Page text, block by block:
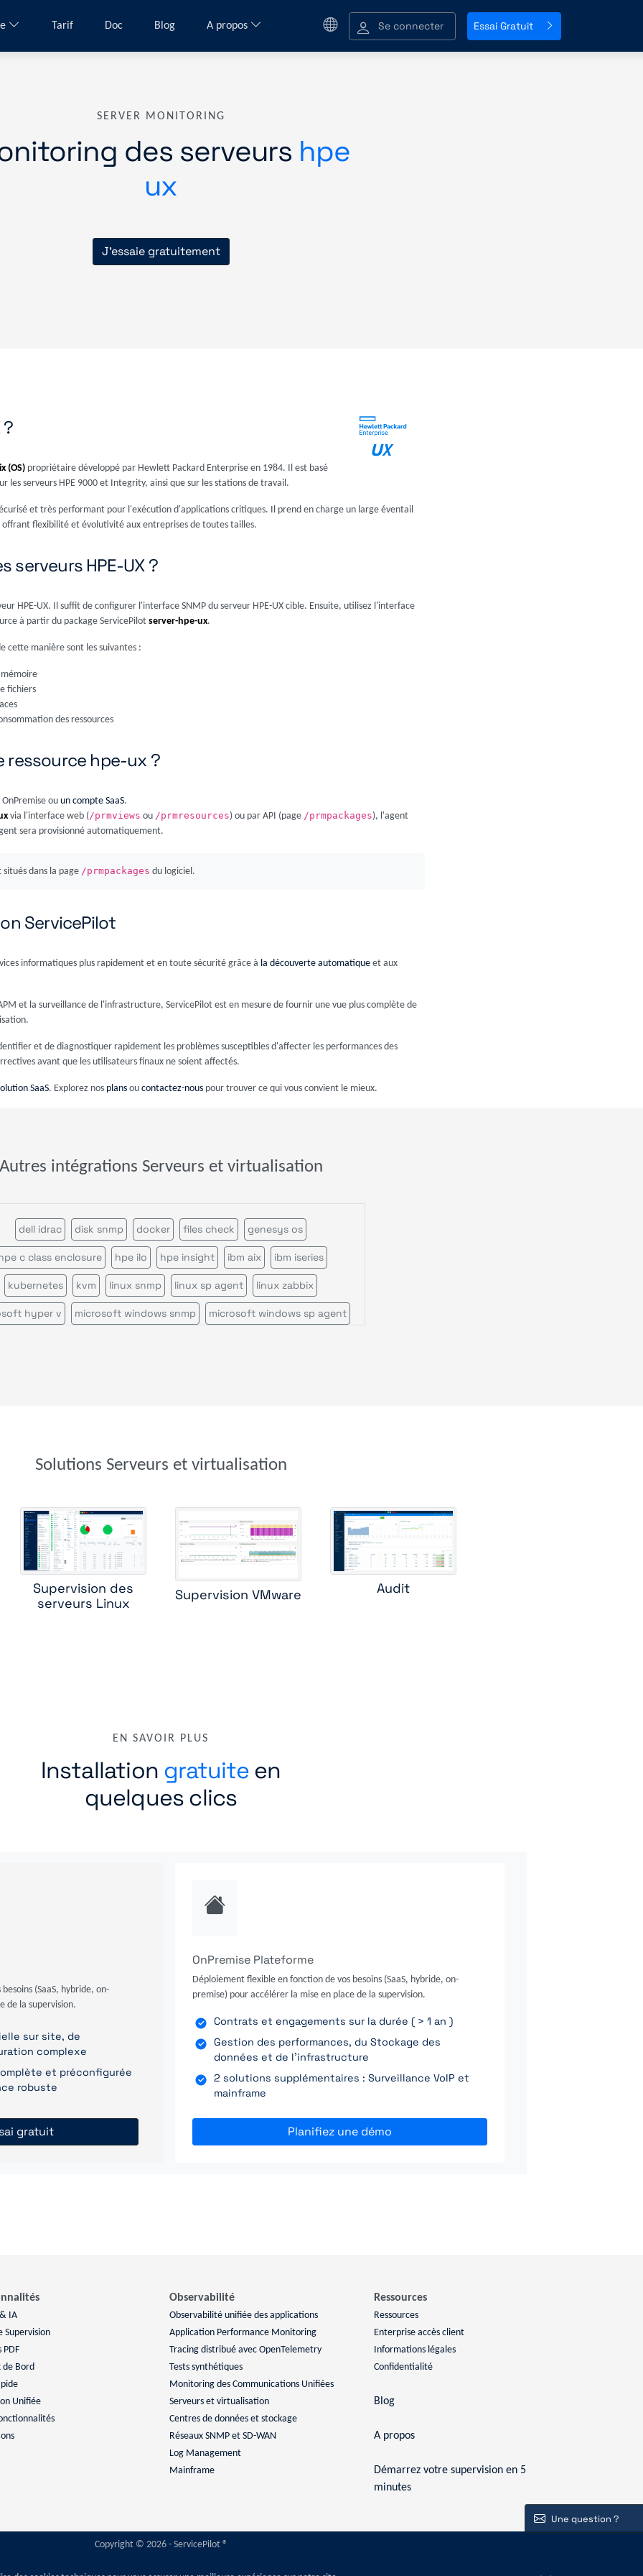
Une question ?
Tarif Doc Blog A propos Se connecter Essai Gratuit
SERVER MONITORING
des serveurs hpe
ux
J'essaie gratuitement
(OS) propriétaire développé par Hewlett Packard Enterprise en 1984. Il est basé
les serveurs HPE 9000 et Integrity, ainsi que sur les stations de travail.
et très performant pour l'exécution d'applications critiques. Il prend en charge un large éventail
flexibilité et évolutivité aux entreprises de toutes tailles.
serveurs HPE-UX ?
HPE-UX. Il suffit de configurer l'interface SNMP du serveur HPE-UX cible. Ensuite, utilisez l'interface
à partir du package ServicePilot server-hpe-ux.
cette manière sont les suivantes :
mémoire
fichiers
des ressources
ressource hpe-ux ?
ou un compte SaaS.
via l'interface web (/prmviews ou /prmresources) ou par API (page /prmpackages), l'agent
sera provisionné automatiquement.
dans la page /prmpackages du logiciel.
ServicePilot
informatiques plus rapidement et en toute sécurité grâce à la découverte automatique et aux
et la surveillance de l'infrastructure, ServicePilot est en mesure de fournir une vue plus complète de
et de diagnostiquer rapidement les problèmes susceptibles d'affecter les performances des
avant que les utilisateurs finaux ne soient affectés.
SaaS. Explorez nos plans ou contactez-nous pour trouver ce qui vous convient le mieux.
Autres intégrations Serveurs et virtualisation
dell idrac disk snmp docker files check genesys os
c class enclosure hpe ilo hpe insight ibm aix ibm iseries
kubernetes kvm linux snmp linux sp agent linux zabbix
hyper v microsoft windows snmp microsoft windows sp agent
Solutions Serveurs et virtualisation
Supervision des
serveurs Linux
Supervision VMware Audit
EN SAVOIR PLUS
Installation gratuiteen
quelques clics
(SaaS, hybride, on-
de la supervision.
sur site, de
complexe
et préconfigurée
robuste
gratuit
OnPremise Plateforme
Déploiement flexible en fonction de vos besoins (SaaS, hybride, on-
premise) pour accélérer la mise en place de la supervision.
Contrats et engagements sur la durée ( > 1 an )
Gestion des performances, du Stockage des
données et de l'infrastructure
2 solutions supplémentaires : Surveillance VoIP et
mainframe
Planifiez une démo
IA
Supervision
PDF
de Bord
Unifiée
Observabilité
Observabilité unifiée des applications
Application Performance Monitoring
Tracing distribué avec OpenTelemetry
Tests synthétiques
Monitoring des Communications Unifiées
Serveurs et virtualisation
Centres de données et stockage
Réseaux SNMP et SD-WAN
Log Management
Mainframe
Ressources
Ressources
Enterprise accès client
Informations légales
Confidentialité
Blog
A propos
Démarrez votre supervision en 5
minutes
Copyright © 2026 - ServicePilot ®